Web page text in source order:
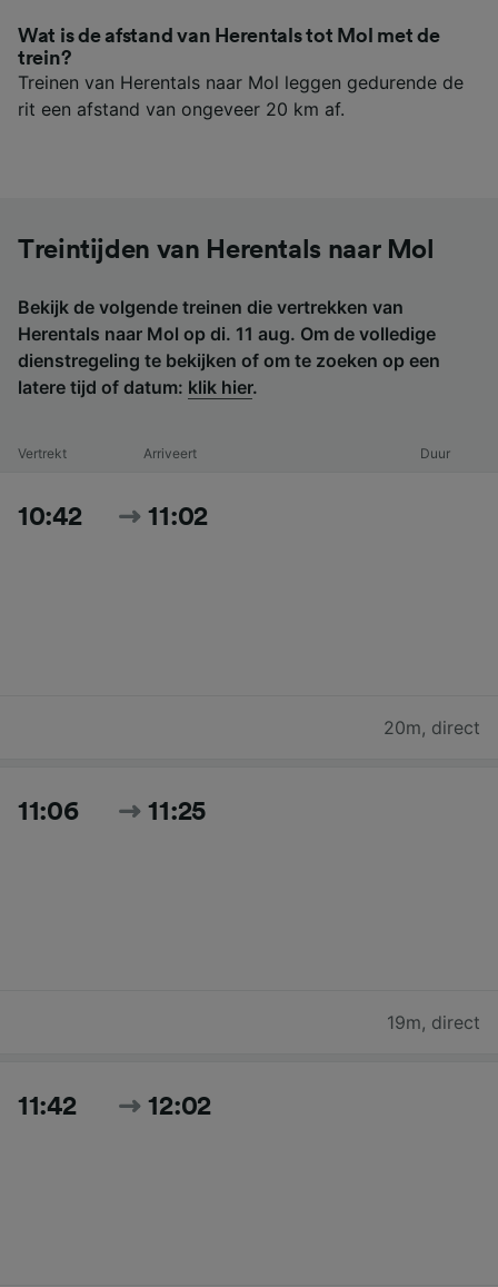
Wat is de afstand van Herentals tot Mol met de
trein?
Treinen van Herentals naar Mol leggen gedurende de
rit een afstand van ongeveer 20 km af.
Treintijden van Herentals naar Mol
Bekijk de volgende treinen die vertrekken van
Herentals naar Mol op di. 11 aug. Om de volledige
dienstregeling te bekijken of om te zoeken op een
latere tijd of datum: klik hier.
Vertrekt Arriveert Duur
10:42 11:02
20m, direct
11:06 11:25
19m, direct
11:42 12:02